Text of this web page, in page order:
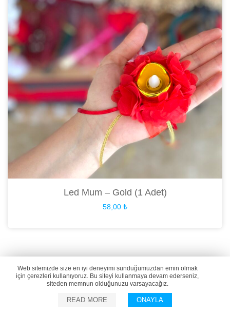
Led Mum – Gold (1 Adet)
58,00 ₺
Web sitemizde size en iyi deneyimi sunduğumuzdan emin olmak
için çerezleri kullanıyoruz. Bu siteyi kullanmaya devam ederseniz,
siteden memnun olduğunuzu varsayacağız.
READ MORE ONAYLA